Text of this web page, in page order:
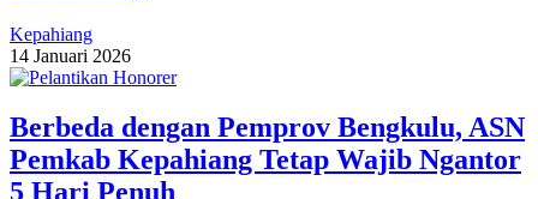
Kepahiang
14 Januari 2026
Berbeda dengan Pemprov Bengkulu, ASN
Pemkab Kepahiang Tetap Wajib Ngantor
5 Hari Penuh